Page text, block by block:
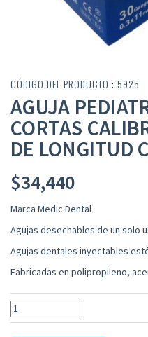
CÓDIGO DEL PRODUCTO : 5925
AGUJA
CORTAS
DE LONGITUD
$34,440
Marca Medic Dental
Agujas desechables de un solo
Agujas dentales inyectables
Fabricadas en polipropileno,